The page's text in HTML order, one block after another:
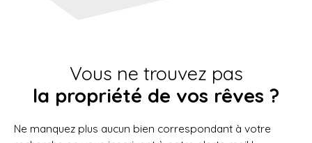
Vous ne trouvez pas
la propriété de vos rêves ?
Ne manquez plus aucun bien correspondant à votre